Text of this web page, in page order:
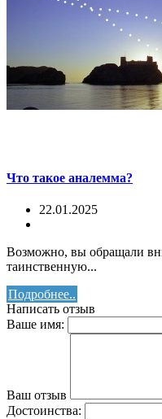
Что такое аналемма?
22.01.2025
Возможно, вы обращали
таинственную...
Подробнее..
Написать отзыв
Ваше имя:
Ваш отзыв
Достоинства: